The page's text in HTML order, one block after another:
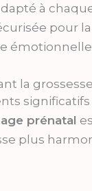
à
pour
la
prénatal
plus